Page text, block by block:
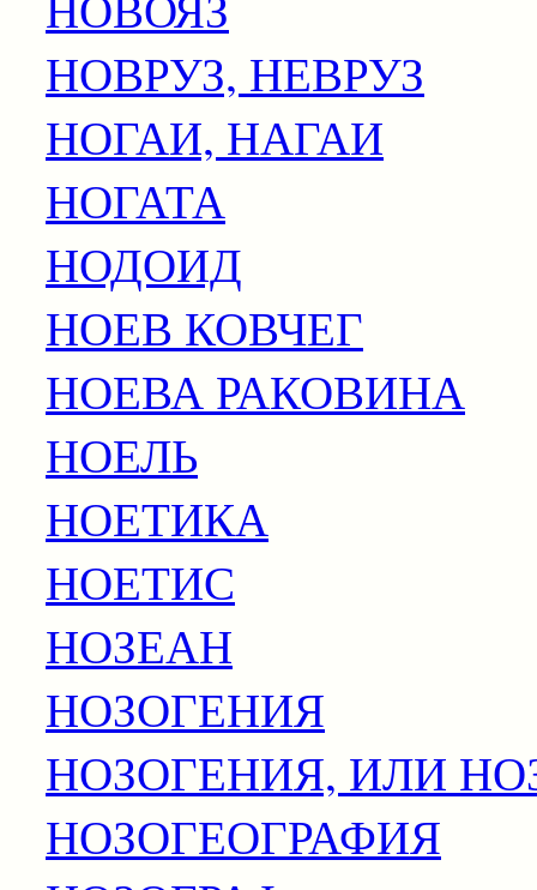
НОВРУЗ, НЕВРУЗ
НОГАИ, НАГАИ
НОГАТА
НОДОИД
НОЕВ КОВЧЕГ
НОЕВА РАКОВИНА
НОЕЛЬ
НОЕТИКА
НОЕТИС
НОЗЕАН
НОЗОГЕНИЯ
НОЗОГЕНИЯ, ИЛИ
НОЗОГЕОГРАФИЯ